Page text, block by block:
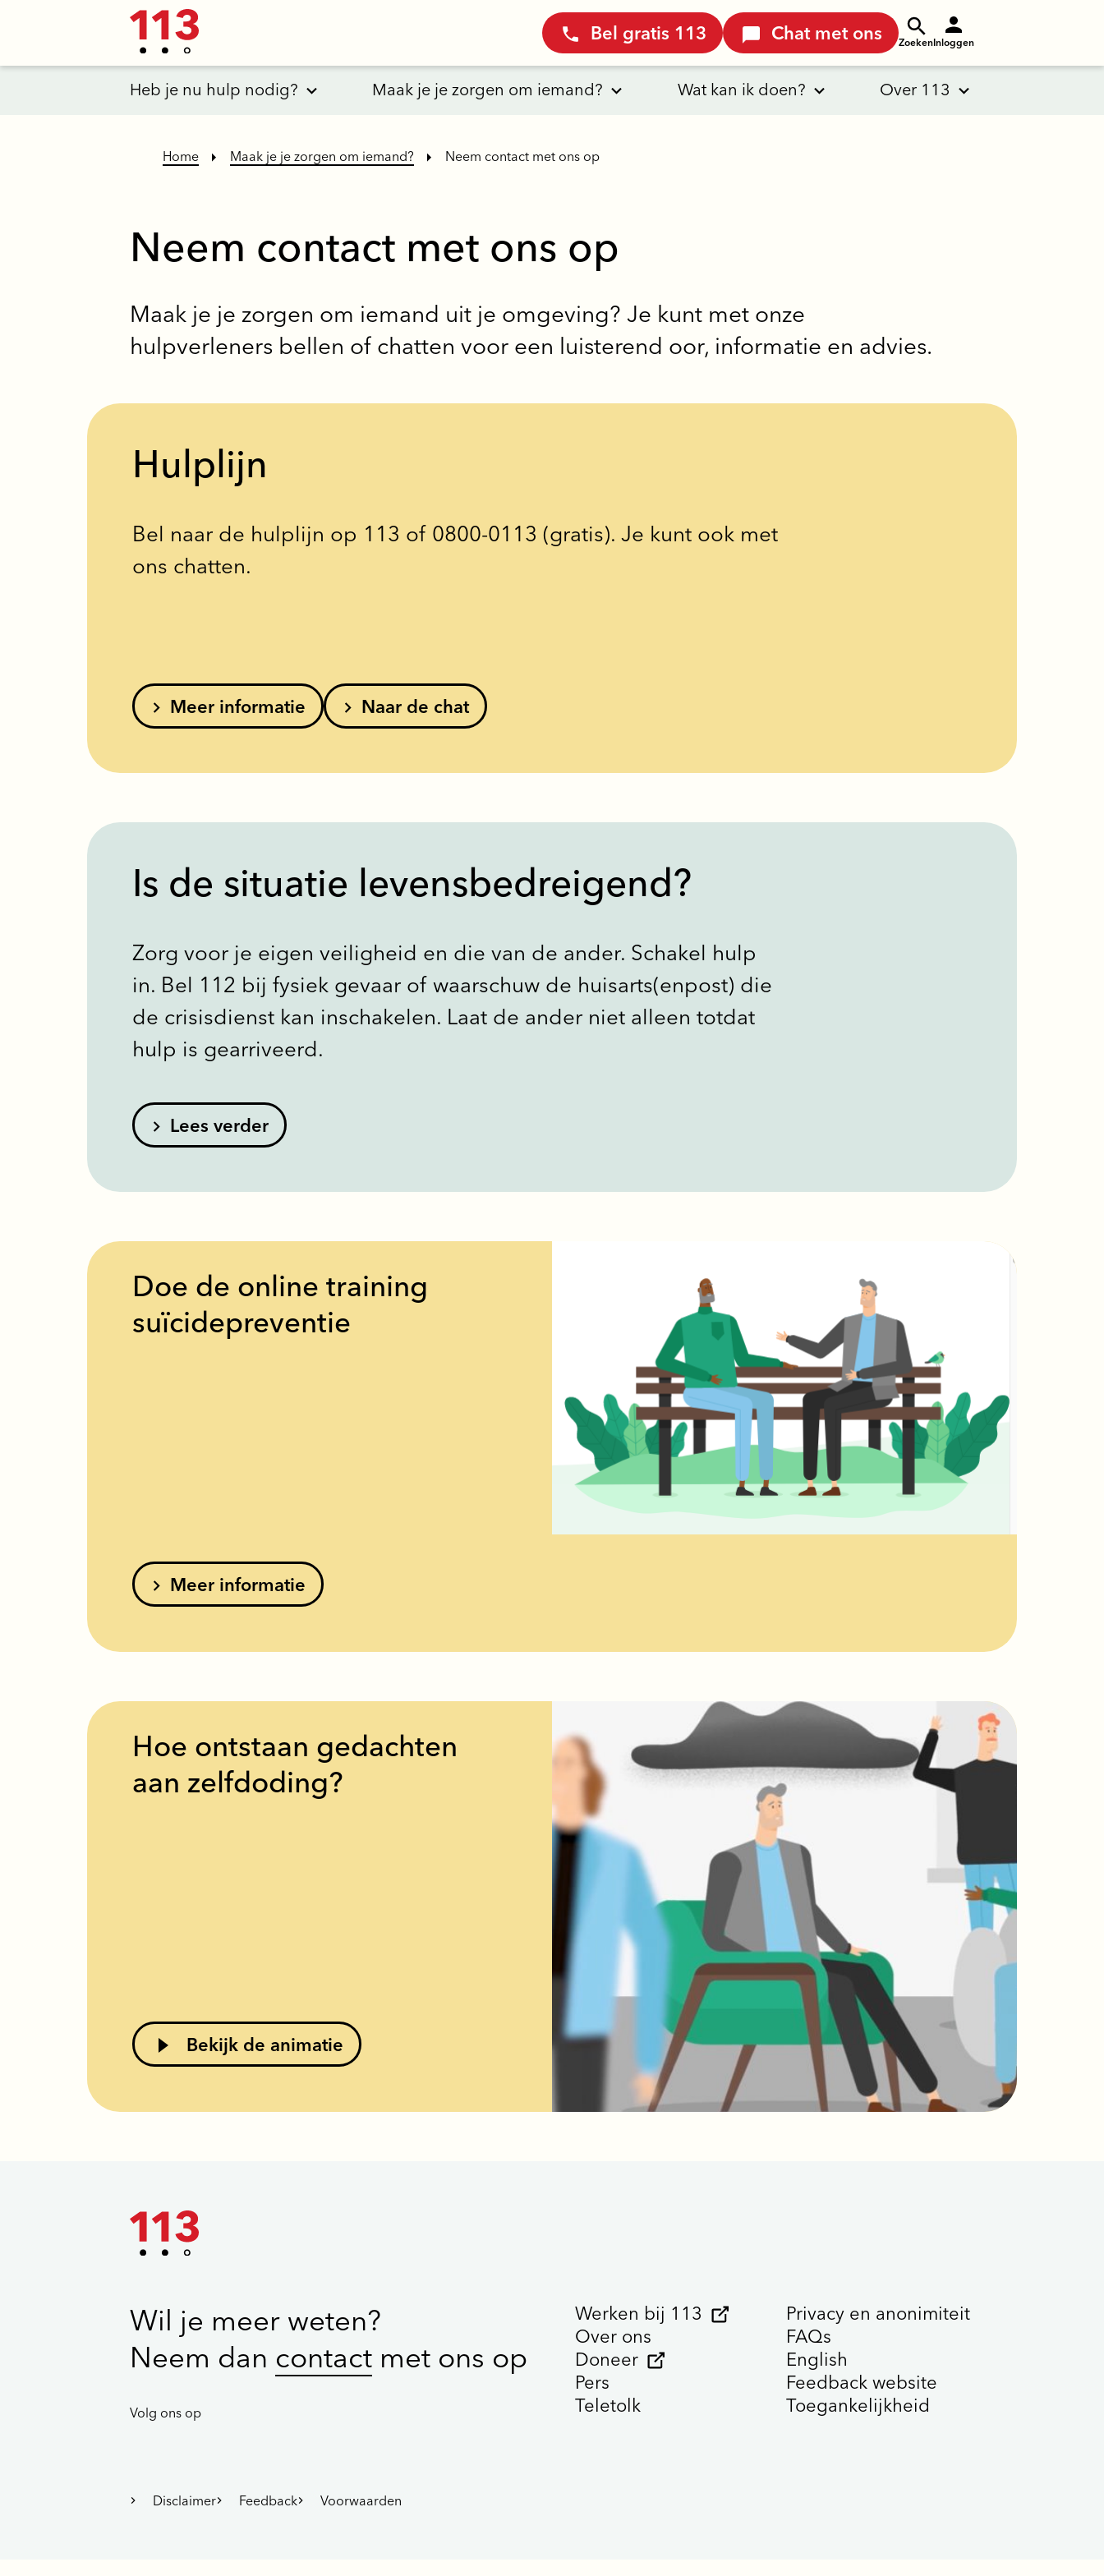
Bel gratis 113 Chat met ons ZoekenInloggen
Heb je nu hulp nodig? Maak je je zorgen om iemand? Wat kan ik doen? Over 113
Home Maak je je zorgen om iemand? Neem contact met ons op​
Neem contact met ons op​
Maak je je zorgen om iemand uit je omgeving? Je kunt met onze
hulpverleners bellen of chatten voor een luisterend oor, informatie en advies.
Hulplijn
Bel naar de hulplijn op 113 of 0800-0113 (gratis). Je kunt ook met
ons chatten.
Meer informatie Naar de chat
Is de situatie levensbedreigend? ​
Zorg voor je eigen veiligheid en die van de ander. ​Schakel hulp
in. ​Bel 112 bij fysiek gevaar of waarschuw de huisarts(enpost) die
de crisisdienst kan inschakelen. Laat de ander niet alleen totdat
hulp is gearriveerd.
Lees verder
Doe de online training
suïcidepreventie
Meer informatie
Hoe ontstaan gedachten
aan zelfdoding?
Bekijk de animatie
Wil je meer weten?
Neem dan contact met ons op
Volg ons op
Werken bij 113
Over ons
Doneer
Pers
Teletolk
Privacy en anonimiteit
FAQs
English
Feedback website
Toegankelijkheid
Disclaimer Feedback Voorwaarden